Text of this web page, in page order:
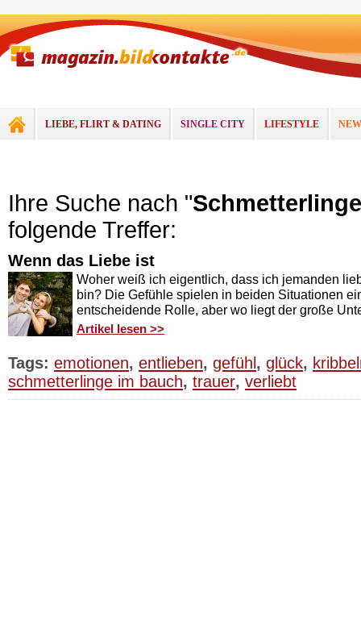
LIEBE, FLIRT & DATING SINGLE CITY LIFESTYLE
Ihre Suche nach "
folgende Treffer:
Wenn das Liebe ist
Woher weiß ich eigentlich, dass ich jemanden
bin? Die Gefühle spielen in beiden Situationen
entscheidende Rolle, aber wo liegt der große
Artikel lesen >>
Tags: emotionen, entlieben, gefühl , glück,
schmetterlinge im bauch, trauer, verliebt